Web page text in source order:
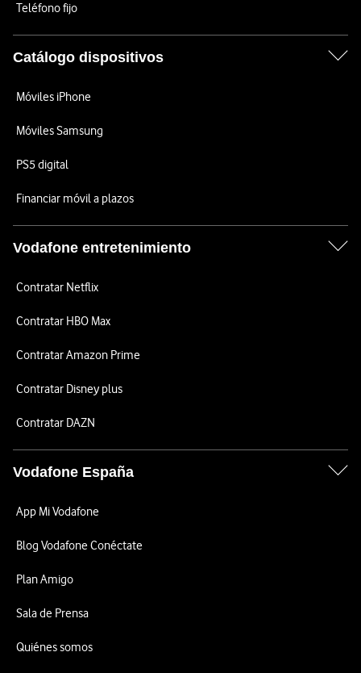
Teléfono fijo
Catálogo dispositivos
Móviles iPhone
Móviles Samsung
PS5 digital
Financiar móvil a plazos
Vodafone entretenimiento
Contratar Netflix
Contratar HBO Max
Contratar Amazon Prime
Contratar Disney plus
Contratar DAZN
Vodafone España
App Mi Vodafone
Blog Vodafone Conéctate
Plan Amigo
Sala de Prensa
Quiénes somos